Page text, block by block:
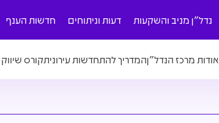
נדל"ן מניב והשקעות דעות וניתוחים חדשות הענף
אודות מרכז הנדל"ןהמדריך להתחדשות עירוניתקורס שיווק